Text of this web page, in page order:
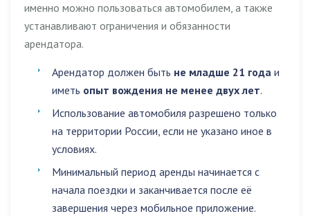
именно можно пользоваться автомобилем, а также
устанавливают ограничения и обязанности
арендатора.
Арендатор должен быть не младше 21 года и
иметь опыт вождения не менее двух лет.
Использование автомобиля разрешено только
на территории России, если не указано иное в
условиях.
Минимальный период аренды начинается с
начала поездки и заканчивается после её
завершения через мобильное приложение.